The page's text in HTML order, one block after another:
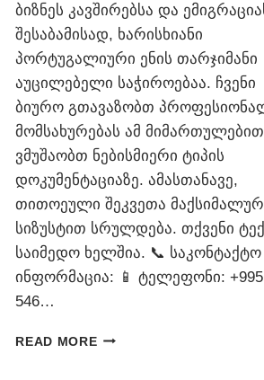
ბიზნეს კავშირებსა და
შესაბამისად, ხარისხიანი
პორტუგალიური ენის თარჯიმანი
აუცილებელი საჭიროებაა. ჩვენი
ბიურო გთავაზობთ
მომსახურებას ამ
ვმუშაობთ ნებისმიერი ტიპის
დოკუმენტაციაზე. ამასთანავე,
თითოეული შეკვეთა
სიზუსტით სრულდება. თქვენი
საიმედო ხელშია. 📞 საკონტაქტო
ინფორმაცია: 📱 ტელეფონი: +995
546…
READ MOREᲞᲝᲠᲢᲣᲒᲐᲚᲘᲣᲠᲘ